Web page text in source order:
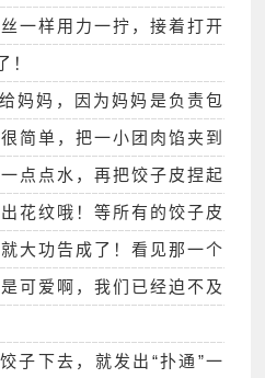
一样用力一拧，接着打开
！
妈妈，因为妈妈是负责包
简单，把一小团肉馅夹到
点点水，再把饺子皮捏起
花纹哦！等所有的饺子皮
大功告成了！看见那一个
可爱啊，我们已经迫不及
子下去，就发出“扑通”一